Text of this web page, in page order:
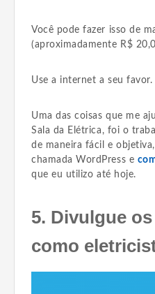
Você pode fazer isso de
(aproximadamente R$
Use a internet a seu favor.
Uma das coisas que me
Sala da Elétrica, foi o
de maneira fácil e
chamada WordPress e
que eu utilizo até hoje.
5. Divulgue
como